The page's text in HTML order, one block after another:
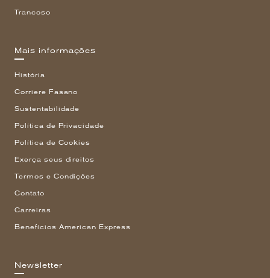
Trancoso
Mais informações
História
Corriere Fasano
Sustentabilidade
Política de Privacidade
Política de Cookies
Exerça seus direitos
Termos e Condições
Contato
Carreiras
Benefícios American Express
Newsletter